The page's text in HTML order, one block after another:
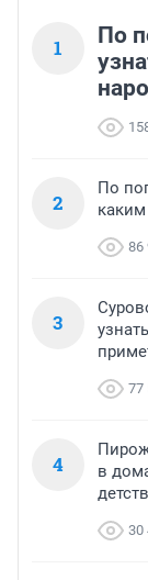
1
По
2
По
86
3
77
4
в
30